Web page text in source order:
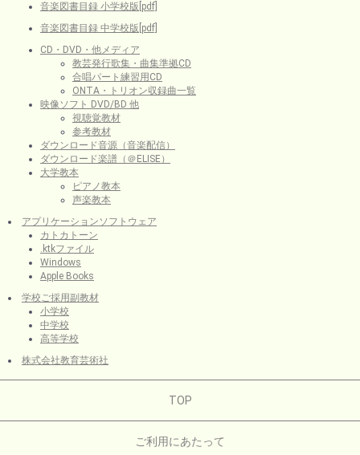
音楽図書目録 小学校版[pdf]
音楽図書目録 中学校版[pdf]
CD・DVD・他メディア
教芸発行歌集・曲集準拠CD
合唱パート練習用CD
ONTA・トリオン収録曲一覧
映像ソフト DVD/BD 他
視聴覚教材
参考教材
ダウンロード音源（音楽配信）
ダウンロード楽譜（＠ELISE）
大学教本
ピアノ教本
声楽教本
アプリケーションソフトウェア
カトカトーン
.ktkファイル
Windows
Apple Books
学校ご採用副教材
小学校
中学校
高等学校
株式会社教育芸術社
TOP
ご利用にあたって